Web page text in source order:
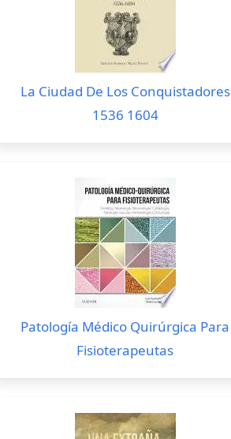
La Ciudad De Los Conquistadores
1536 1604
Patología Médico Quirúrgica Para
Fisioterapeutas